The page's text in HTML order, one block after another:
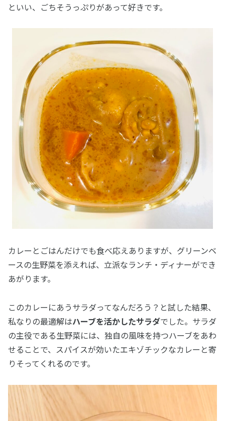
といい、ごちそうっぷりがあって好きです。
カレーとごはんだけでも食べ応えありますが、グリーンベ
ースの生野菜を添えれば、立派なランチ・ディナーができ
あがります。
このカレーにあうサラダってなんだろう？と試した結果、
私なりの最適解はハーブを活かしたサラダでした。サラダ
の主役である生野菜には、独自の風味を持つハーブをあわ
せることで、スパイスが効いたエキゾチックなカレーと寄
りそってくれるのです。